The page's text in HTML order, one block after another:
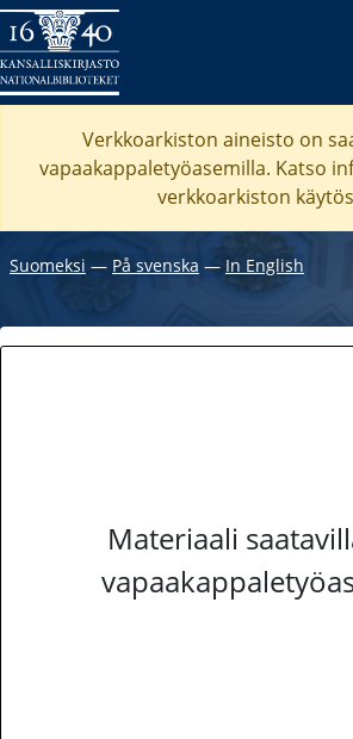
Verkkoarkiston aineisto on
vapaakappaletyöasemilla. Katso
verkkoarkiston
Suomeksi ― På svenska ― In English
Materiaali